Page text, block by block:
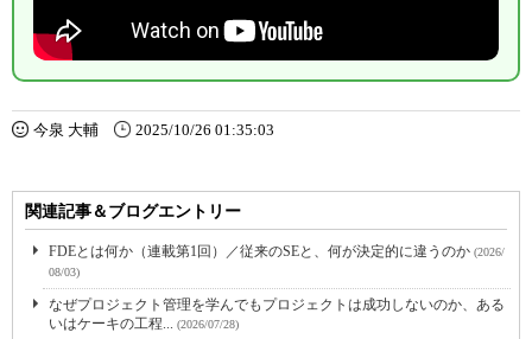
今泉 大輔 2025/10/26 01:35:03
関連記事＆ブログエントリー
FDEとは何か（連載第1回）／従来のSEと、何が決定的に違うのか (2026/
08/03)
なぜプロジェクト管理を学んでもプロジェクトは成功しないのか、ある
いはケーキの工程... (2026/07/28)